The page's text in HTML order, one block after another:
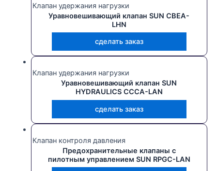
Клапан удержания нагрузки
Уравновешивающий клапан SUN CBEA-
LHN
сделать заказ
Клапан удержания нагрузки
Уравновешивающий клапан SUN
HYDRAULICS CCCA-LAN
сделать заказ
Клапан контроля давления
Предохранительные клапаны с
пилотным управлением SUN RPGC-LAN